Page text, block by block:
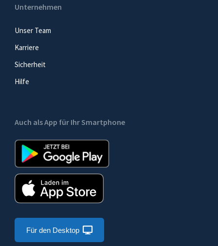
Unternehmen
Unser Team
Karriere
Sicherheit
Hilfe
Auch als App für Ihr Smartphone
Für den Desktop